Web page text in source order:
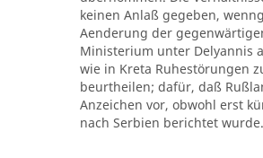
keinen Anlaß gegeben,
Aenderung der
Ministerium unter Delyannis
wie in Kreta Ruhestörungen
beurtheilen; dafür, daß
Anzeichen vor, obwohl erst
nach Serbien berichtet